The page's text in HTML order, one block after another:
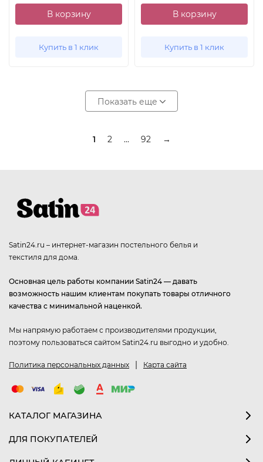
В корзину
Купить в 1 клик
В корзину
Купить в 1 клик
Показать еще
1 2 ... 92 →
Satin24.ru – интернет-магазин постельного белья и
текстиля для дома.
Основная цель работы компании Satin24 — давать
возможность нашим клиентам покупать товары отличного
качества с минимальной наценкой.
Мы напрямую работаем с производителями продукции,
поэтому пользоваться сайтом Satin24.ru выгодно и удобно.
Политика персональных данных | Карта сайта
КАТАЛОГ МАГАЗИНА
ДЛЯ ПОКУПАТЕЛЕЙ